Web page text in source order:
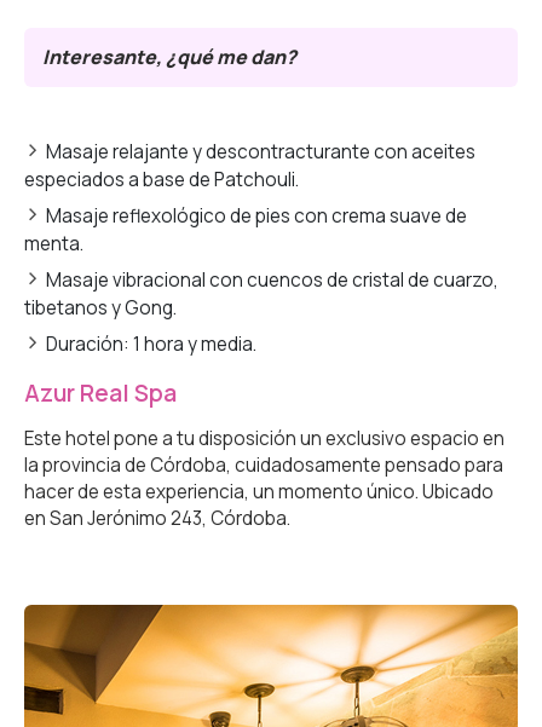
Interesante, ¿qué me dan?
Masaje relajante y descontracturante con aceites
especiados a base de Patchouli.
Masaje reflexológico de pies con crema suave de
menta.
Masaje vibracional con cuencos de cristal de cuarzo,
tibetanos y Gong.
Duración: 1 hora y media.
Azur Real Spa
Este hotel pone a tu disposición un exclusivo espacio en
la provincia de Córdoba, cuidadosamente pensado para
hacer de esta experiencia, un momento único. Ubicado
en San Jerónimo 243, Córdoba.